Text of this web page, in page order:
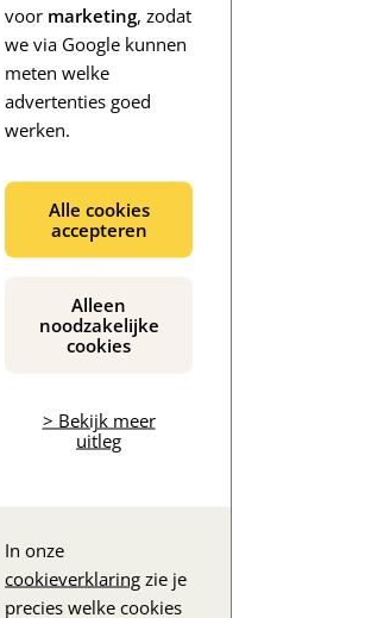
voor marketing, zodat
we via Google kunnen
meten welke
advertenties goed
werken.
Alle cookies
accepteren
Alleen
noodzakelijke
cookies
> Bekijk meer
uitleg
In onze
cookieverklaring zie je
precies welke cookies
De inhoud wordt geladen...